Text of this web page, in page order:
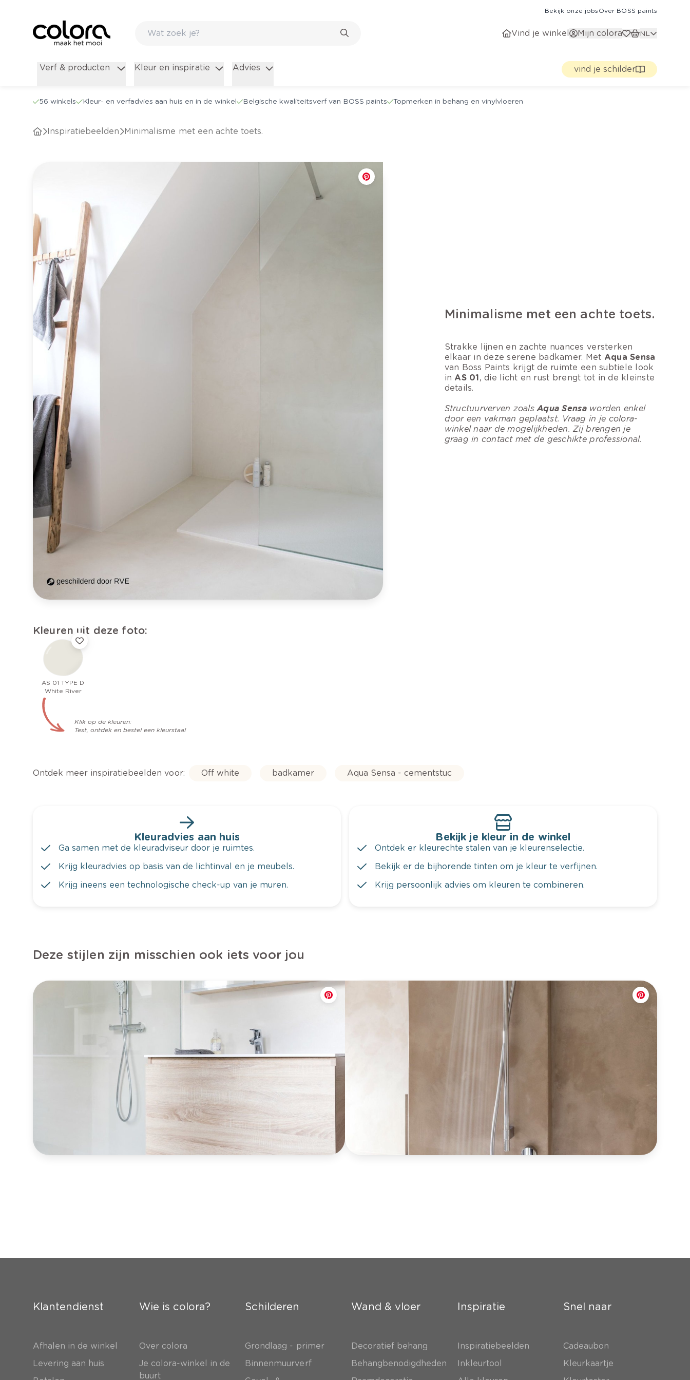
Bekijk onze jobs Over BOSS paints
Vind je winkel Mijn colora NL
Verf & producten Kleur en inspiratie Advies vind je schilder
56 winkels Kleur- en verfadvies aan huis en in de winkel Belgische kwaliteitsverf van BOSS paints Topmerken in behang en vinylvloeren
Inspiratiebeelden Minimalisme met een achte toets.
Minimalisme met een achte toets.
Strakke lijnen en zachte nuances versterken
elkaar in deze serene badkamer. Met Aqua Sensa
van Boss Paints krijgt de ruimte een subtiele look
in AS 01, die licht en rust brengt tot in de kleinste
details.
Structuurverven zoalsAqua Sensaworden enkel
door een vakman geplaatst. Vraag in je colora-
winkel naar de mogelijkheden. Zij brengen je
graag in contact met de geschikte professional.
Kleuren uit deze foto:
AS 01 TYPE D
White River
Klik op de kleuren:
Test, ontdek en bestel een kleurstaal
Ontdek meer inspiratiebeelden voor: Off white badkamer Aqua Sensa - cementstuc
Kleuradvies aan huis
Ga samen met de kleuradviseur door je ruimtes.
Krijg kleuradvies op basis van de lichtinval en je meubels.
Krijg ineens een technologische check-up van je muren.
Bekijk je kleur in de winkel
Ontdek er kleurechte stalen van je kleurenselectie.
Bekijk er de bijhorende tinten om je kleur te verfijnen.
Krijg persoonlijk advies om kleuren te combineren.
Deze stijlen zijn misschien ook iets voor jou
Klantendienst
Afhalen in de winkel
Levering aan huis
Wie is colora?
Over colora
Je colora-winkel in de
buurt
Schilderen
Grondlaag - primer
Binnenmuurverf
Wand & vloer
Decoratief behang
Behangbenodigdheden
Inspiratie
Inspiratiebeelden
Inkleurtool
Snel naar
Cadeaubon
Kleurkaartje